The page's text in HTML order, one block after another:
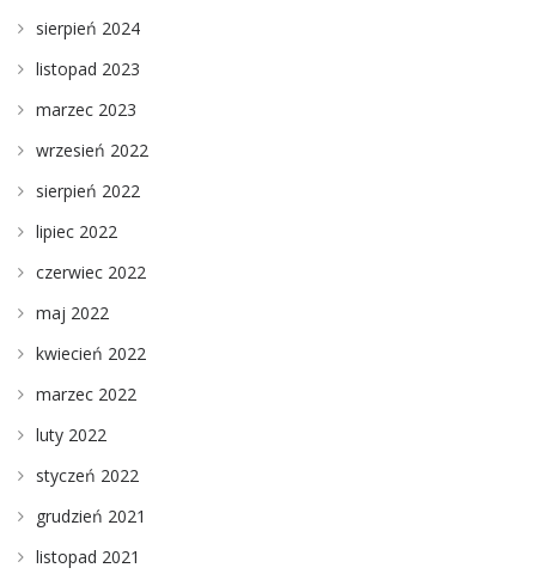
sierpień 2024
listopad 2023
marzec 2023
wrzesień 2022
sierpień 2022
lipiec 2022
czerwiec 2022
maj 2022
kwiecień 2022
marzec 2022
luty 2022
styczeń 2022
grudzień 2021
listopad 2021